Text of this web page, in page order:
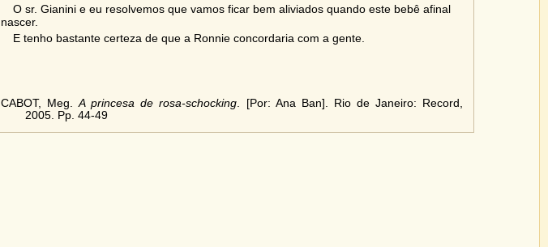
O sr. Gianini e eu resolvemos que vamos ficar bem aliviados quando este bebê afinal
nascer.
E tenho bastante certeza de que a Ronnie concordaria com a gente.
CABOT, Meg.A princesa de rosa-schocking. [Por: Ana Ban]. Rio de Janeiro: Record,
2005. Pp. 44-49